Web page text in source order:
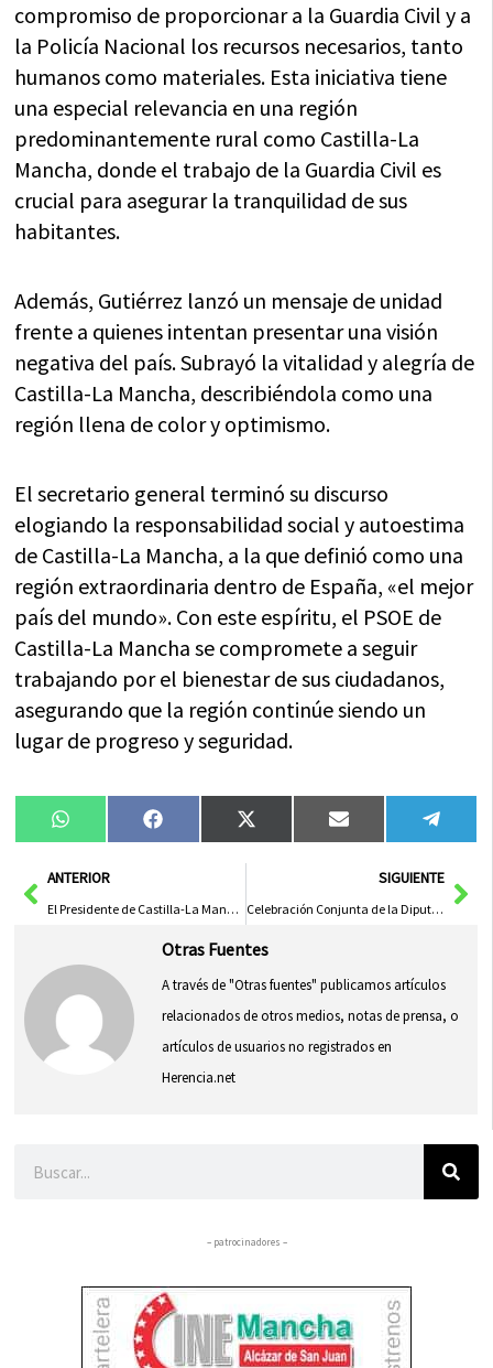
compromiso de proporcionar a la Guardia Civil y a
la Policía Nacional los recursos necesarios, tanto
humanos como materiales. Esta iniciativa tiene
una especial relevancia en una región
predominantemente rural como Castilla-La
Mancha, donde el trabajo de la Guardia Civil es
crucial para asegurar la tranquilidad de sus
habitantes.
Además, Gutiérrez lanzó un mensaje de unidad
frente a quienes intentan presentar una visión
negativa del país. Subrayó la vitalidad y alegría de
Castilla-La Mancha, describiéndola como una
región llena de color y optimismo.
El secretario general terminó su discurso
elogiando la responsabilidad social y autoestima
de Castilla-La Mancha, a la que definió como una
región extraordinaria dentro de España, «el mejor
país del mundo». Con este espíritu, el PSOE de
Castilla-La Mancha se compromete a seguir
trabajando por el bienestar de sus ciudadanos,
asegurando que la región continúe siendo un
lugar de progreso y seguridad.
Compartir
en
WhatsAppCompartir
en
FacebookCompartir
en
X
(Twitter)
Compartir
en
Email
en
AntANTERIOR
El Presidente de Castilla-La Mancha Reivindica el Espíritu de Pacto de la Constitución Española
SIGUIENTE
Celebración Conjunta de la Diputación de Albacete y la Guardia Civil en Honor a su Patrona
Otras Fuentes
A través de "Otras fuentes" publicamos artículos
relacionados de otros medios, notas de prensa, o
artículos de usuarios no registrados en
Herencia.net
– patrocinadores –